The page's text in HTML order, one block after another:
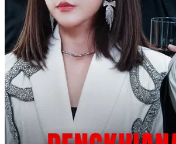
Yanti Sutio, yang tumbuh di panti asuhan,
membiayai kuliah dan program doktoral
berpikir bahwa setelah Landi bekerja di Grup
melamarnya. Namun, untuk mendekati
Landi malah dengan terang-terangan
depan umum dengan melamar gadis kaya
bahwa Yanti sebenarnya adalah putri
yang baru ditemukan kembali setelah lima
ayah, seorang taipan kaya, sedang dalam
putrinya!
Harem
Kehidupan perkotaan Drama Keluarga